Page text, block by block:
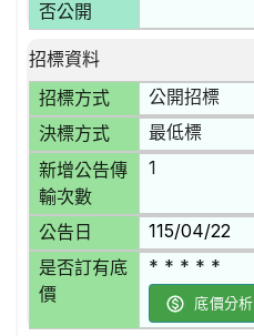
否公開
招標資料
招標方式
公開招標
決標方式 最低標
新增公告傳
輸次數
1
公告日 115/04/22
是否訂有底
價
* * * * *
底價分析